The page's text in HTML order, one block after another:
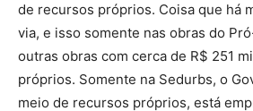
de recursos próprios. Coisa que há
via, e isso somente nas obras do
outras obras com cerca de R$ 251
próprios. Somente na Sedurbs, o
meio de recursos próprios, está